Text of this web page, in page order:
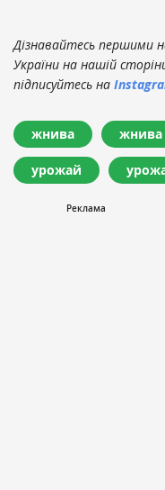
Дізнавайтесь першими
України на нашій
підписуйтесь на
жнива жнива
урожай